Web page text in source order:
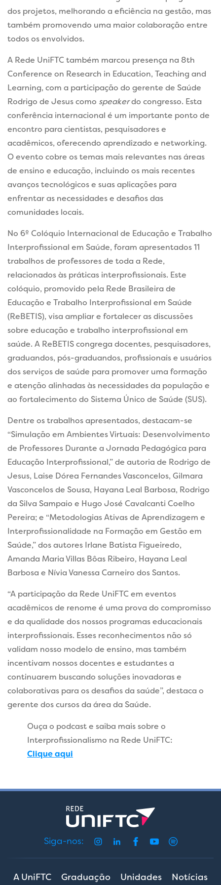
dos projetos, melhorando a eficiência na gestão, mas
também promovendo uma maior colaboração entre
todos os envolvidos.
A Rede UniFTC também marcou presença na 8th
Conference on Research in Education, Teaching and
Learning, com a participação do gerente de Saúde
Rodrigo de Jesus como speakerdo congresso. Esta
conferência internacional é um importante ponto de
encontro para cientistas, pesquisadores e
acadêmicos, oferecendo aprendizado e networking.
O evento cobre os temas mais relevantes nas áreas
de ensino e educação, incluindo os mais recentes
avanços tecnológicos e suas aplicações para
enfrentar as necessidades e desafios das
comunidades locais.
No 6º Colóquio Internacional de Educação e Trabalho
Interprofissional em Saúde, foram apresentados 11
trabalhos de professores de toda a Rede,
relacionados às práticas interprofissionais. Este
colóquio, promovido pela Rede Brasileira de
Educação e Trabalho Interprofissional em Saúde
(ReBETIS), visa ampliar e fortalecer as discussões
sobre educação e trabalho interprofissional em
saúde. A ReBETIS congrega docentes, pesquisadores,
graduandos, pós-graduandos, profissionais e usuários
dos serviços de saúde para promover uma formação
e atenção alinhadas às necessidades da população e
ao fortalecimento do Sistema Único de Saúde (SUS).
Dentre os trabalhos apresentados, destacam-se
“Simulação em Ambientes Virtuais: Desenvolvimento
de Professores Durante a Jornada Pedagógica para
Educação Interprofissional,” de autoria de Rodrigo de
Jesus, Laise Dórea Fernandes Vasconcelos, Gilmara
Vasconcelos de Sousa, Hayana Leal Barbosa, Rodrigo
da Silva Sampaio e Hugo José Cavalcanti Coelho
Pereira; e “Metodologias Ativas de Aprendizagem e
Interprofissionalidade na Formação em Gestão em
Saúde,” dos autores Irlane Batista Figueiredo,
Amanda Maria Villas Bôas Ribeiro, Hayana Leal
Barbosa e Nívia Vanessa Carneiro dos Santos.
“A participação da Rede UniFTC em eventos
acadêmicos de renome é uma prova do compromisso
e da qualidade dos nossos programas educacionais
interprofissionais. Esses reconhecimentos não só
validam nosso modelo de ensino, mas também
incentivam nossos docentes e estudantes a
continuarem buscando soluções inovadoras e
colaborativas para os desafios da saúde”, destaca o
gerente dos cursos da área da Saúde.
Ouça o podcast e saiba mais sobre o
Interprofissionalismo na Rede UniFTC:
Clique aqui
Siga-nos:
A UniFTC Graduação Unidades
Notícias